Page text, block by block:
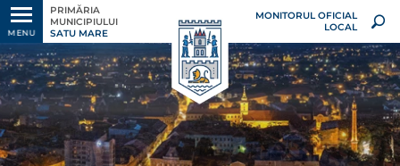
MENU
PRIMĂRIA
MUNICIPIULUI
SATU MARE
MONITORUL OFICIAL
LOCAL